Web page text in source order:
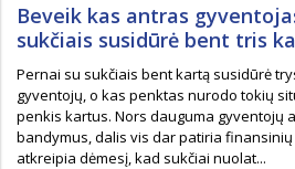
Beveik kas antras
sukčiais susidūrė bent tris
Pernai su sukčiais bent kartą susidūrė
gyventojų, o kas penktas nurodo tokių
penkis kartus. Nors dauguma gyventojų
bandymus, dalis vis dar patiria
atkreipia dėmesį, kad sukčiai nuolat...